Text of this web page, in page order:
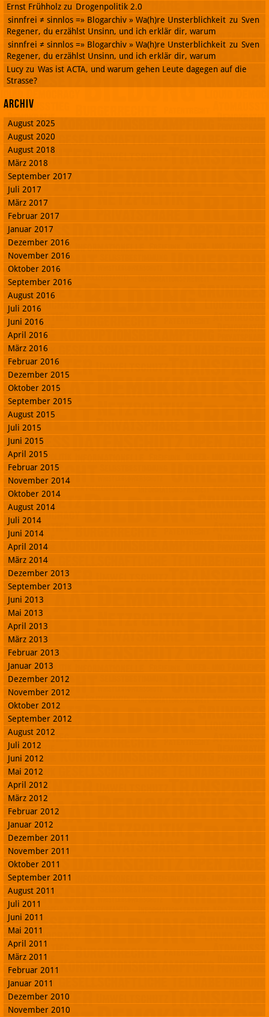
Ernst Frühholz zu Drogenpolitik 2.0
sinnfrei ≠ sinnlos =» Blogarchiv » Wa(h)re Unsterblichkeit zu Sven
Regener, du erzählst Unsinn, und ich erklär dir, warum
sinnfrei ≠ sinnlos =» Blogarchiv » Wa(h)re Unsterblichkeit zu Sven
Regener, du erzählst Unsinn, und ich erklär dir, warum
Lucy zu Was ist ACTA, und warum gehen Leute dagegen auf die
Strasse?
Archiv
August 2025
August 2020
August 2018
März 2018
September 2017
Juli 2017
März 2017
Februar 2017
Januar 2017
Dezember 2016
November 2016
Oktober 2016
September 2016
August 2016
Juli 2016
Juni 2016
April 2016
März 2016
Februar 2016
Dezember 2015
Oktober 2015
September 2015
August 2015
Juli 2015
Juni 2015
April 2015
Februar 2015
November 2014
Oktober 2014
August 2014
Juli 2014
Juni 2014
April 2014
März 2014
Dezember 2013
September 2013
Juni 2013
Mai 2013
April 2013
März 2013
Februar 2013
Januar 2013
Dezember 2012
November 2012
Oktober 2012
September 2012
August 2012
Juli 2012
Juni 2012
Mai 2012
April 2012
März 2012
Februar 2012
Januar 2012
Dezember 2011
November 2011
Oktober 2011
September 2011
August 2011
Juli 2011
Juni 2011
Mai 2011
April 2011
März 2011
Februar 2011
Januar 2011
Dezember 2010
November 2010